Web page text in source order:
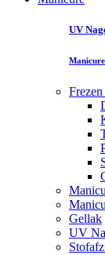
UV
Manicure
Gellak
UV